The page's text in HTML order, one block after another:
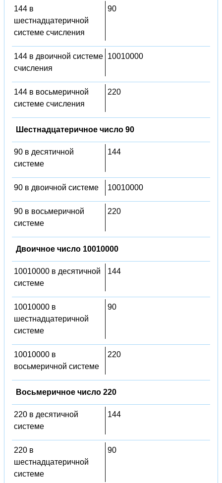
144 в
шестнадцатеричной
системе счисления
90
144 в двоичной системе
счисления
10010000
144 в восьмеричной
системе счисления
220
Шестнадцатеричное число 90
90 в десятичной
системе
144
90 в двоичной системе 10010000
90 в восьмеричной
системе
220
Двоичное число 10010000
10010000 в десятичной
системе
144
10010000 в
шестнадцатеричной
системе
90
10010000 в
восьмеричной системе
220
Восьмеричное число 220
220 в десятичной
системе
144
220 в
шестнадцатеричной
системе
90